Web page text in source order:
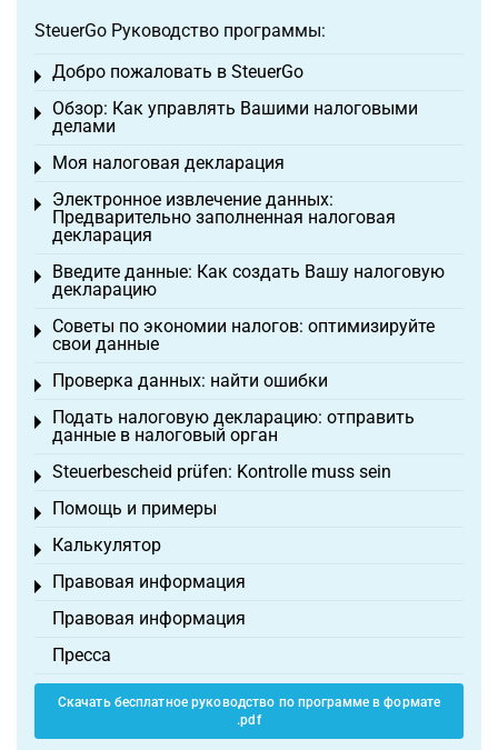
SteuerGo Руководство программы:
Добро пожаловать в SteuerGo
Toggle menu
Обзор: Как управлять Вашими налоговыми
делами
Toggle menu
Моя налоговая декларация
Toggle menu
Электронное извлечение данных:
Предварительно заполненная налоговая
декларация
Toggle menu
Введите данные: Как создать Вашу налоговую
декларацию
Toggle menu
Советы по экономии налогов: оптимизируйте
свои данные
Toggle menu
Проверка данных: найти ошибки
Toggle menu
Подать налоговую декларацию: отправить
данные в налоговый орган
Toggle menu
Steuerbescheid prüfen: Kontrolle muss sein
Toggle menu
Помощь и примеры
Toggle menu
Калькулятор
Toggle menu
Правовая информация
Toggle menu
Правовая информация
Пресса
Скачать бесплатное руководство по программе в формате
.pdf